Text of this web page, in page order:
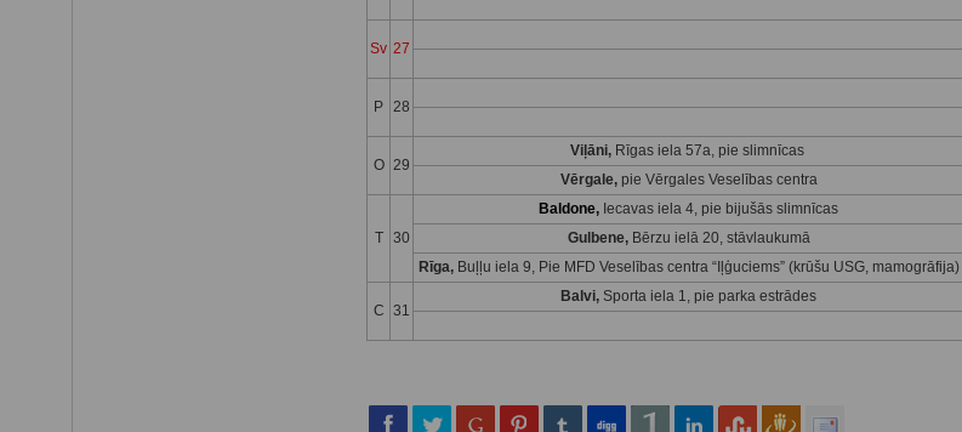
Sv 27
P 28
O 29
Viļāni,Rīgas iela 57a, pie slimnīcas
Vērgale,pie Vērgales Veselības centra
T 30
Baldone, Iecavas iela 4, pie bijušās slimnīcas
Gulbene,Bērzu ielā 20, stāvlaukumā
Rīga, Buļļu iela 9, Pie MFD Veselības centra “Iļģuciems” (krūšu USG, mamogrāfija)
C 31
Balvi, Sporta iela 1, pie parka estrādes